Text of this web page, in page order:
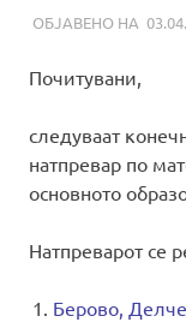
Почитувани,
следуваат
натпревар по
основното
Натпреварот се
Берово,